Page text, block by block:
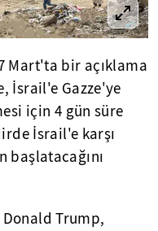
Mart'ta bir açıklama
İsrail'e Gazze'ye
için 4 gün süre
İsrail'e karşı
başlatacağını
Donald Trump,